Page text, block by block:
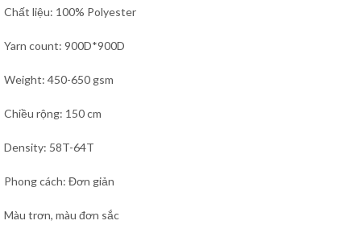
Chất liệu: 100% Polyester
Yarn count: 900D*900D
Weight: 450-650 gsm
Chiều rộng: 150 cm
Density: 58T-64T
Phong cách: Đơn giản
Màu trơn, màu đơn sắc